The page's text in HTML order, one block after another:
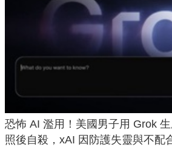
恐怖 AI 濫用！美國男子用 Grok
照後自殺，xAI 因防護失靈與不配